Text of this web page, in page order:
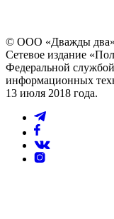
© ООО «Дважды два»
Сетевое издание
Федеральной
информационных
13 июля 2018 года.